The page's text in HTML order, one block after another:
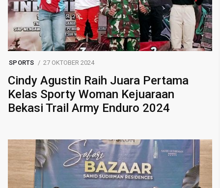
SPORTS 27 OKTOBER 2024
Cindy Agustin Raih Juara Pertama
Kelas Sporty Woman Kejuaraan
Bekasi Trail Army Enduro 2024